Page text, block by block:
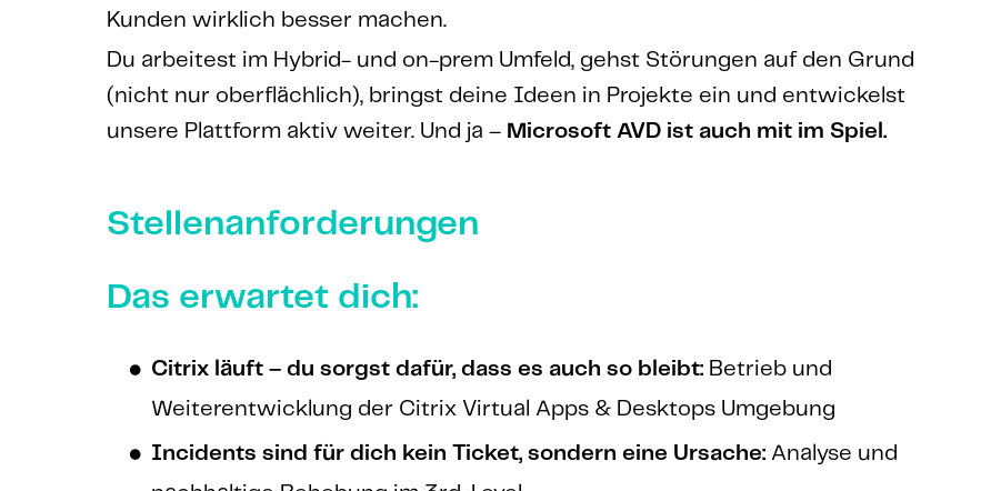
Kunden wirklich besser machen.
Du arbeitest im Hybrid- und on-prem Umfeld, gehst Störungen auf den Grund
(nicht nur oberflächlich), bringst deine Ideen in Projekte ein und entwickelst
unsere Plattform aktiv weiter. Und ja – Microsoft AVD ist auch mit im Spiel.
Stellenanforderungen
Das erwartet dich:
Citrix läuft – du sorgst dafür, dass es auch so bleibt: Betrieb und
Weiterentwicklung der Citrix Virtual Apps & Desktops Umgebung
Incidents sind für dich kein Ticket, sondern eine Ursache: Analyse und